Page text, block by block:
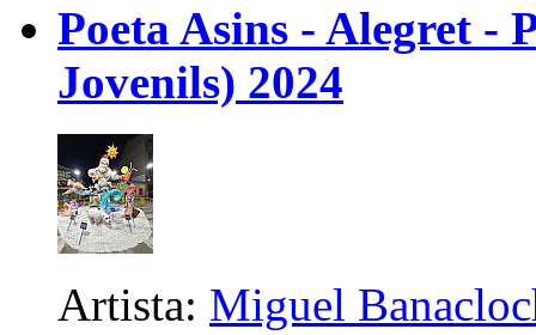
Poeta Asins - Alegret -
Jovenils) 2024
Artista: Miguel